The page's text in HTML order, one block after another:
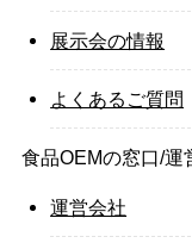
展示会の情報
よくあるご質問
食品OEMの窓口/運
運営会社